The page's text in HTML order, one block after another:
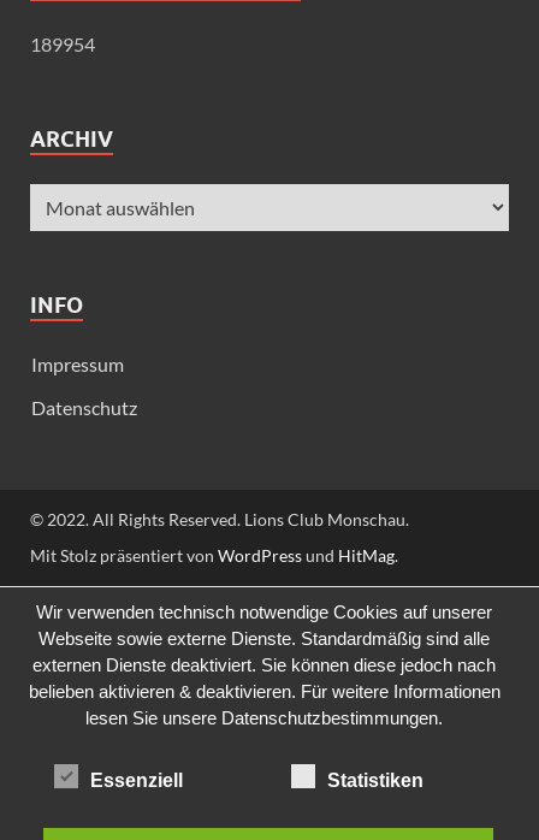
189954
ARCHIV
INFO
Impressum
Datenschutz
© 2022. All Rights Reserved. Lions Club Monschau.
Mit Stolz präsentiert von WordPressund HitMag.
Wir verwenden technisch notwendige Cookies auf unserer
Webseite sowie externe Dienste. Standardmäßig sind alle
externen Dienste deaktiviert. Sie können diese jedoch nach
belieben aktivieren & deaktivieren. Für weitere Informationen
lesen Sie unsere Datenschutzbestimmungen.
Essenziell Statistiken